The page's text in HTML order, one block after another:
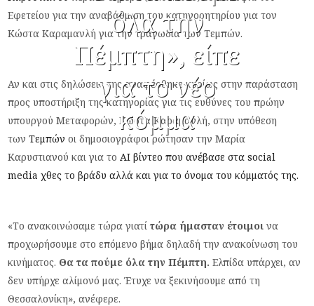
όλα την
Πέμπτη», είπε
για το νέο
κόμμα
Εφετείου για την αναβάθμιση του κατηγορητηρίου για τον
Κώστα Καραμανλή για την τραγωδία των Τεμπών.
Αν και στις δηλώσεις της αναφέρθηκε κυρίως στην παράσταση
προς υποστήριξη της κατηγορίας για τις ευθύνες του πρώην
υπουργού Μεταφορών, Κώστα Καραμανλή, στην υπόθεση
τωνΤεμπών οι δημοσιογράφοι ρώτησαν την Μαρία
Καρυστιανού και για το ΑΙ βίντεο που ανέβασε στα social
media χθες το βράδυ αλλά και για το όνομα του κόμματός της.
«Το ανακοινώσαμε τώρα γιατίτώρα ήμασταν έτοιμοινα
προχωρήσουμε στο επόμενο βήμα δηλαδή την ανακοίνωση του
κινήματος. Θα τα πούμε όλα την Πέμπτη. Ελπίδα υπάρχει, αν
δεν υπήρχε αλίμονό μας. Έτυχε να ξεκινήσουμε από τη
Θεσσαλονίκη», ανέφερε.